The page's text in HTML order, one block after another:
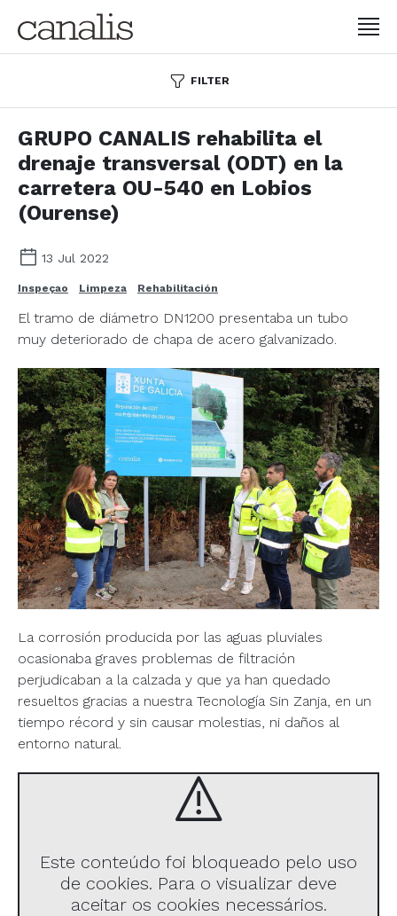
FILTER
GRUPO CANALIS rehabilita el
drenaje transversal (ODT) en la
carretera OU-540 en Lobios
(Ourense)
13 Jul 2022
Inspeçao Limpeza Rehabilitación
El tramo de diámetro DN1200 presentaba un tubo
muy deteriorado de chapa de acero galvanizado.
La corrosión producida por las aguas pluviales
ocasionaba graves problemas de filtración
perjudicaban a la calzada y que ya han quedado
resueltos gracias a nuestra Tecnología Sin Zanja, en un
tiempo récord y sin causar molestias, ni daños al
entorno natural.
Este conteúdo foi bloqueado pelo uso
de cookies. Para o visualizar deve
aceitar os cookies necessários.